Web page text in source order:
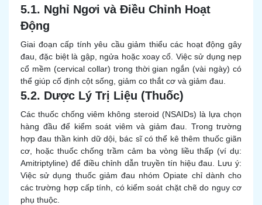
5.1. Nghỉ Ngơi và Điều Chỉnh Hoạt
Động
Giai đoạn cấp tính yêu cầu giảm thiểu các hoạt động gây
đau, đặc biệt là gập, ngửa hoặc xoay cổ. Việc sử dụng nẹp
cổ mềm (cervical collar) trong thời gian ngắn (vài ngày) có
thể giúp cố định cột sống, giảm co thắt cơ và giảm đau.
5.2. Dược Lý Trị Liệu (Thuốc)
Các thuốc chống viêm không steroid (NSAIDs) là lựa chọn
hàng đầu để kiểm soát viêm và giảm đau. Trong trường
hợp đau thần kinh dữ dội, bác sĩ có thể kê thêm thuốc giãn
cơ, hoặc thuốc chống trầm cảm ba vòng liều thấp (ví dụ:
Amitriptyline) để điều chỉnh dẫn truyền tín hiệu đau. Lưu ý:
Việc sử dụng thuốc giảm đau nhóm Opiate chỉ dành cho
các trường hợp cấp tính, có kiểm soát chặt chẽ do nguy cơ
phụ thuộc.